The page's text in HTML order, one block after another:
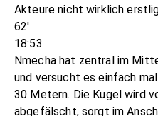
Akteure nicht wirklich
62'
18:53
Nmecha hat zentral im
und versucht es einfach
30 Metern. Die Kugel wird
abgefälscht, sorgt im